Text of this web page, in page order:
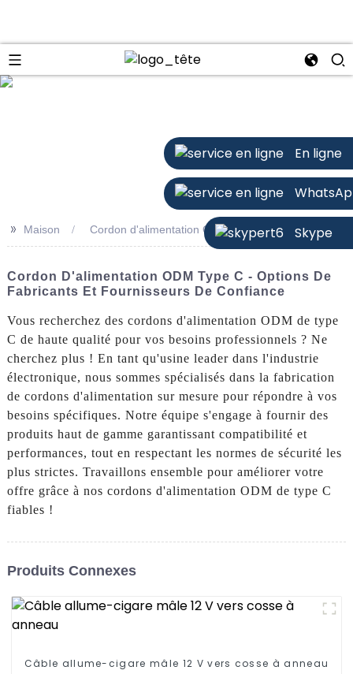
En ligne
Skype
>> Maison Cordon d'alimentation ODM de type C
Cordon D'alimentation ODM Type C - Options De
Fabricants Et Fournisseurs De Confiance
Vous recherchez des cordons d'alimentation ODM de type
C de haute qualité pour vos besoins professionnels ? Ne
cherchez plus ! En tant qu'usine leader dans l'industrie
électronique, nous sommes spécialisés dans la fabrication
de cordons d'alimentation sur mesure pour répondre à vos
besoins spécifiques. Notre équipe s'engage à fournir des
produits haut de gamme garantissant compatibilité et
performances, tout en respectant les normes de sécurité les
plus strictes. Travaillons ensemble pour améliorer votre
offre grâce à nos cordons d'alimentation ODM de type C
fiables !
Produits Connexes
Câble allume-cigare mâle 12 V vers cosse à anneau